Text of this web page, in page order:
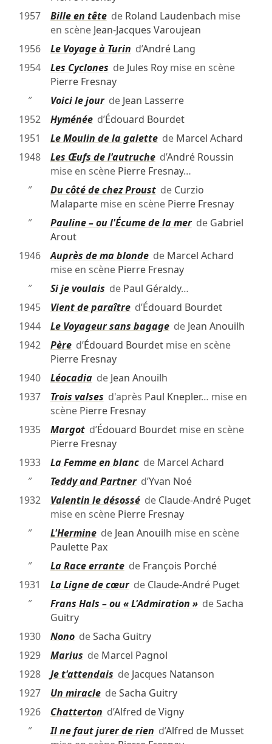
1957
Bille en têtede Roland Laudenbach mise
en scène Jean-Jacques Varoujean
1956
Le Voyage à Turin d’André Lang
1954
Les Cyclones de Jules Roymise en scène
Pierre Fresnay
″
Voici le jourde Jean Lasserre
1952
Hyménéed’Édouard Bourdet
1951
Le Moulin de la galettede Marcel Achard
1948
Les Œufs de l'autruched’André Roussin
mise en scène Pierre Fresnay…
″
Du côté de chez Proustde Curzio
Malapartemise en scène Pierre Fresnay
″
Pauline – ou l'Écume de la merde Gabriel
Arout
1946
Auprès de ma blondede Marcel Achard
mise en scène Pierre Fresnay
″
Si je voulais de Paul Géraldy…
1945
Vient de paraîtred’Édouard Bourdet
1944
Le Voyageur sans bagagede Jean Anouilh
1942
Pèred’Édouard Bourdetmise en scène
Pierre Fresnay
1940
Léocadiade Jean Anouilh
1937
Trois valses d'après Paul Knepler… mise en
scène Pierre Fresnay
1935
Margotd’Édouard Bourdetmise en scène
Pierre Fresnay
1933
La Femme en blancde Marcel Achard
″
Teddy and Partnerd’Yvan Noé
1932
Valentin le désosséde Claude-André Puget
mise en scène Pierre Fresnay
″
L'Herminede Jean Anouilh mise en scène
Paulette Pax
″
La Race errantede François Porché
1931
La Ligne de cœurde Claude-André Puget
″
Frans Hals – ou « L'Admiration »deSacha
Guitry
1930
NonodeSacha Guitry
1929
Marius de Marcel Pagnol
1928
Je t'attendais de Jacques Natanson
1927
Un miracledeSacha Guitry
1926
Chatterton d’Alfred de Vigny
″
Il ne faut jurer de rien d’Alfred de Musset